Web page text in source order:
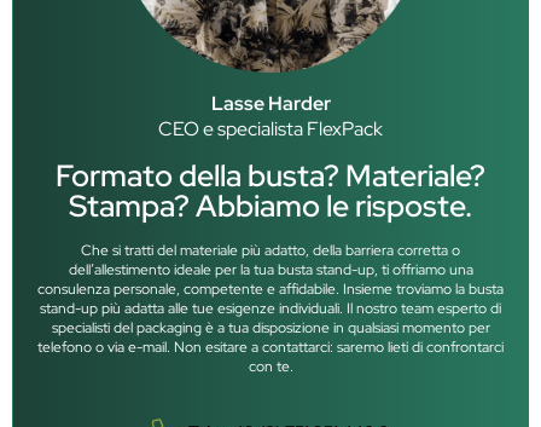
Lasse Harder
CEO e specialista FlexPack
Formato della busta? Materiale?
Stampa? Abbiamo le risposte.
Che si tratti del materiale più adatto, della barriera corretta o
dell’allestimento ideale per la tua busta stand-up, ti offriamo una
consulenza personale, competente e affidabile. Insieme troviamo la busta
stand-up più adatta alle tue esigenze individuali. Il nostro team esperto di
specialisti del packaging è a tua disposizione in qualsiasi momento per
telefono o via e-mail. Non esitare a contattarci: saremo lieti di confrontarci
con te.